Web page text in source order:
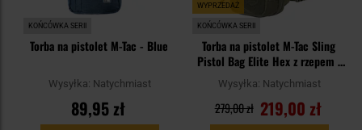
KOŃCÓWKA SERII
Torba na pistolet M-Tac - Blue
Wysyłka: Natychmiast
89,95 zł
WYPRZEDAŻ
KOŃCÓWKA SERII
Torba na pistolet M-Tac Sling
Pistol Bag Elite Hex z rzepem -
Ranger Green
Wysyłka: Natychmiast
219,00 zł
279,00 zł